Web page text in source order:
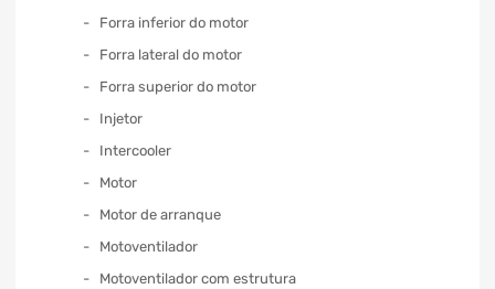
Forra inferior do motor
Forra lateral do motor
Forra superior do motor
Injetor
Intercooler
Motor
Motor de arranque
Motoventilador
Motoventilador com estrutura